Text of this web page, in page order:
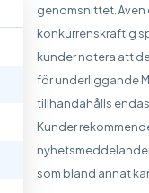
genomsnittet.
konkurrenskraftig
kunder notera att
för underliggande
tillhandahålls
Kunder
som bland annat